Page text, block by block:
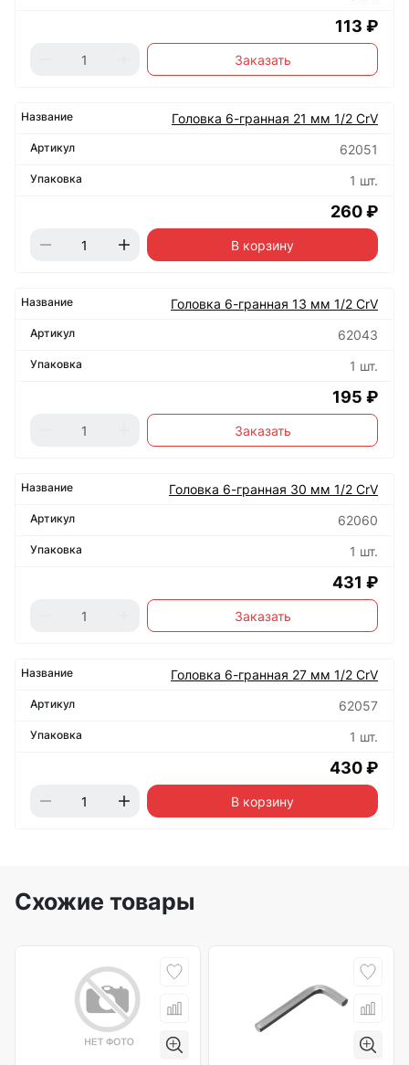
113 ₽
Заказать
Головка 6-гранная 21 мм 1/2 CrV
62051
1 шт.
260 ₽
В корзину
Головка 6-гранная 13 мм 1/2 CrV
62043
1 шт.
195 ₽
Заказать
Головка 6-гранная 30 мм 1/2 CrV
62060
1 шт.
431 ₽
Заказать
Головка 6-гранная 27 мм 1/2 CrV
62057
1 шт.
430 ₽
В корзину
Схожие товары